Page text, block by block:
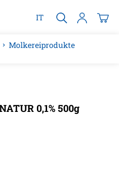
IT
Molkereiprodukte
0,1% 500g